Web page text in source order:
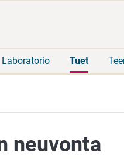
Laboratorio Tuet
neuvonta